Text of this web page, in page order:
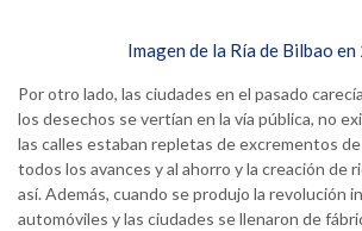
Imagen de la Ría de Bilbao
Por otro lado, las ciudades en el pasado
los desechos se vertían en la vía pública, no
las calles estaban repletas de excrementos de
todos los avances y al ahorro y la creación de
así. Además, cuando se produjo la revolución
automóviles y las ciudades se llenaron de